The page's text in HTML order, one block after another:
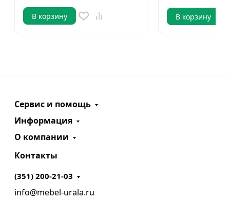
В корзину В корзину
Сервис и помощь
Информация
О компании
Контакты
(351) 200-21-03
info@mebel-urala.ru